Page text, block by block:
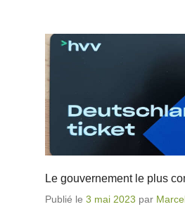
Le gouvernement le plus
Publié le 3 mai 2023 par